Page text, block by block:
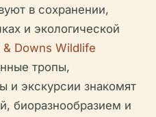
в сохранении,
и экологической
& Downs Wildlife
тропы,
и экскурсии знакомят
биоразнообразием и